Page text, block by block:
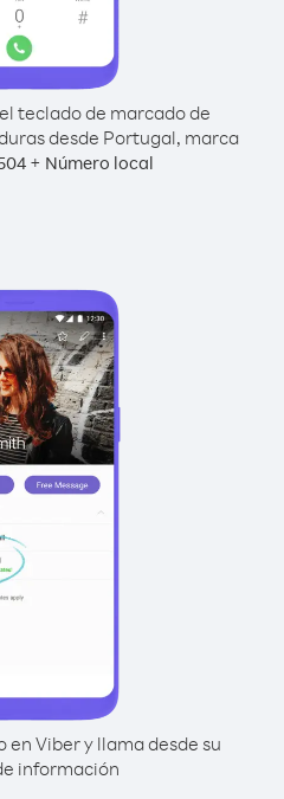
teclado de marcado de
desde Portugal, marca
+ Número local
Viber y llama desde su
información